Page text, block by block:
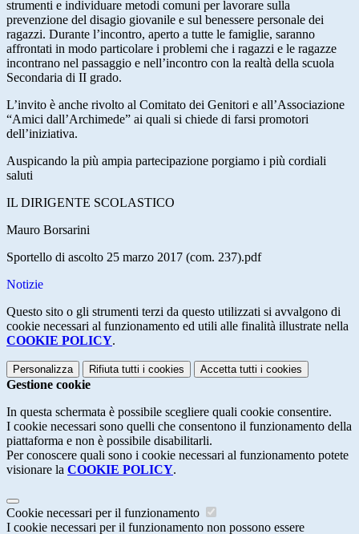
strumenti e individuare metodi comuni per lavorare sulla
prevenzione del disagio giovanile e sul benessere personale dei
ragazzi. Durante l’incontro, aperto a tutte le famiglie, saranno
affrontati in modo particolare i problemi che i ragazzi e le ragazze
incontrano nel passaggio e nell’incontro con la realtà della scuola
Secondaria di II grado.
L’invito è anche rivolto al Comitato dei Genitori e all’Associazione
“Amici dall’Archimede” ai quali si chiede di farsi promotori
dell’iniziativa.
Auspicando la più ampia partecipazione porgiamo i più cordiali
saluti
IL DIRIGENTE SCOLASTICO
Mauro Borsarini
Sportello di ascolto 25 marzo 2017 (com. 237).pdf
Notizie
Questo sito o gli strumenti terzi da questo utilizzati si avvalgono di
cookie necessari al funzionamento ed utili alle finalità illustrate nella
COOKIE POLICY.
Personalizza Rifiuta tutti i cookies Accetta tutti i cookies
Gestione cookie
In questa schermata è possibile scegliere quali cookie consentire.
I cookie necessari sono quelli che consentono il funzionamento della
piattaforma e non è possibile disabilitarli.
Per conoscere quali sono i cookie necessari al funzionamento potete
visionare la COOKIE POLICY.
Cookie necessari per il funzionamento
I cookie necessari per il funzionamento non possono essere